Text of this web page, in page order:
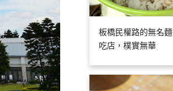
板橋民權路的無名
吃店，樸實無華